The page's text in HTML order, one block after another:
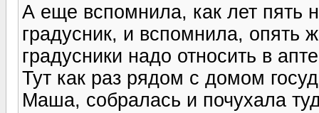
А еще вспомнила, как лет пять
градусник, и вспомнила, опять
градусники надо относить в
Тут как раз рядом с домом
Маша, собралась и почухала